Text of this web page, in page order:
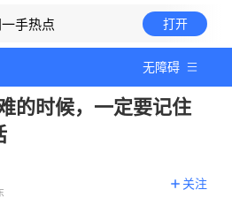
手热点 打开
无障碍
的时候，一定要记住
关注